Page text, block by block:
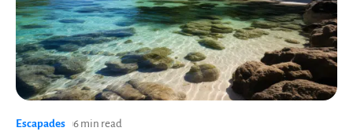
Escapades 6 min read